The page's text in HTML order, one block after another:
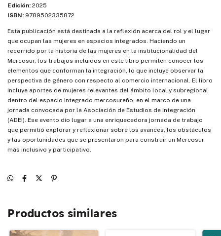
Edición: 2025
ISBN: 9789502335872
Esta publicación está destinada a la reflexión acerca del rol y el lugar
que ocupan las mujeres en espacios integrados. Haciendo un
recorrido por la historia de las mujeres en la institucionalidad del
Mercosur, los trabajos incluidos en este libro permiten conocer los
elementos que conforman la integración, lo que incluye observar la
perspectiva de género con respecto al comercio internacional. El libro
incluye aportes de mujeres relevantes del ámbito local y subregional
dentro del espacio integrado mercosureño, en el marco de una
jornada convocada por la Asociación de Estudios de Integración
(ADEI). Ese evento dio lugar a una enriquecedora jornada de trabajo
que permitió explorar y reflexionar sobre los avances, los obstáculos
y las oportunidades que se presentaron para construir un Mercosur
más inclusivo y participativo.
Productos similares